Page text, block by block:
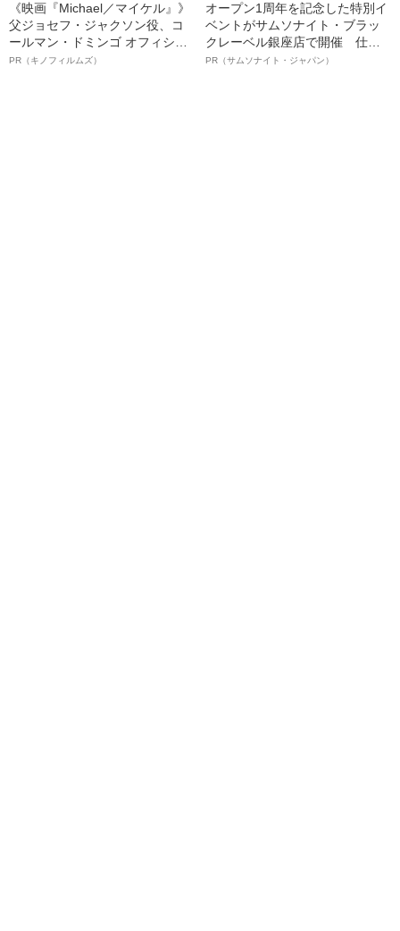
《映画『Michael／マイケル』》
父ジョセフ・ジャクソン役、コ
ールマン・ドミンゴ オフィシャ
ルインタビュー“観客を魅了した
PR（キノフィルムズ）
オープン1周年を記念した特別イ
ベントがサムソナイト・ブラッ
クレーベル銀座店で開催 仕事
も人生も自分らしく～笑顔あふ
PR（サムソナイト・ジャパン）